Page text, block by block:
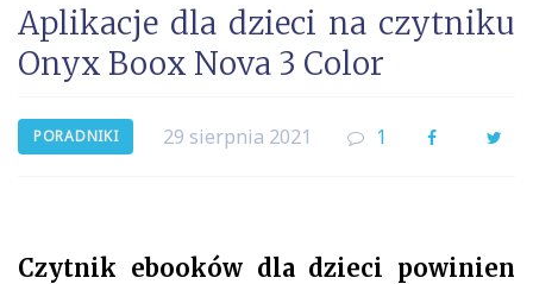
Aplikacje dla dzieci na czytniku
Onyx Boox Nova 3 Color
PORADNIKI 29 sierpnia 2021 1 Facebook
Czytnik ebooków dla dzieci powinien